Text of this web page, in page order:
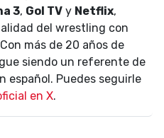
3, Gol TV y Netflix,
del wrestling con
más de 20 años de
siendo un referente de
español. Puedes seguirle
en X.